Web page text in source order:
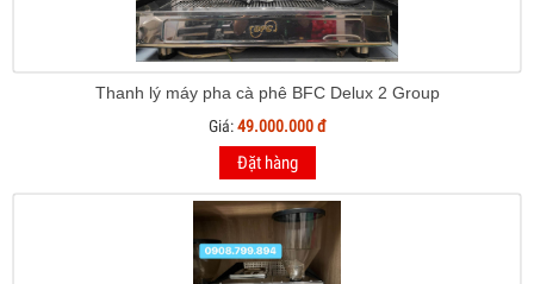
Thanh lý máy pha cà phê BFC Delux 2 Group
Giá:49.000.000 đ
Đặt hàng